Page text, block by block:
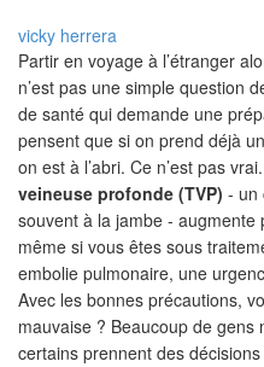
vicky herrera
Partir en voyage à l’étranger
n’est pas une simple question
de santé qui demande une
pensent que si on prend déjà
on est à l’abri. Ce n’est pas
veineuse profonde (TVP) - un
souvent à la jambe -
même si vous êtes sous
embolie pulmonaire, une
Avec les bonnes précautions,
mauvaise ? Beaucoup de
certains prennent des